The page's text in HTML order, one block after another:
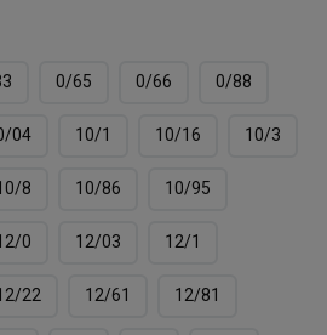
0/65 0/66 0/88
04 10/1 10/16 10/3
8 10/86 10/95
0 12/03 12/1
22 12/61 12/81